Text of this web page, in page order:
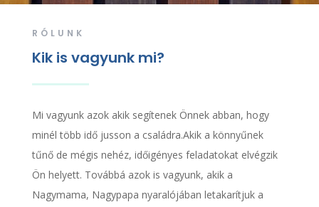
RÓLUNK
Kik is vagyunk mi?
Mi vagyunk azok akik segítenek Önnek abban, hogy
minél több idő jusson a családra.Akik a könnyűnek
tűnő de mégis nehéz, időigényes feladatokat elvégzik
Ön helyett. Továbbá azok is vagyunk, akik a
Nagymama, Nagypapa nyaralójában letakarítjuk a